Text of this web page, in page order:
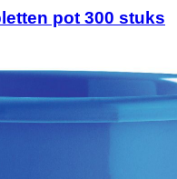
pot 300 stuks